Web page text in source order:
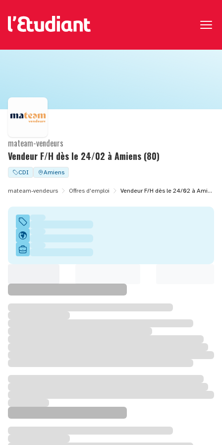
Vendeur F/H dès le 24/02 à Amiens (80)
mateam-vendeurs
CDI Amiens
mateam-vendeurs Offres d'emploi Vendeur F/H dès le 24/02 à Amiens (80)